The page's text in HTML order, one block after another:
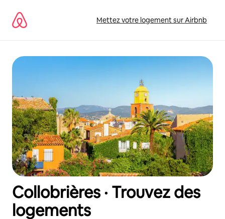
directement
Mettez votre logement sur Airbnb
Collobrières · Trouvez des
logements